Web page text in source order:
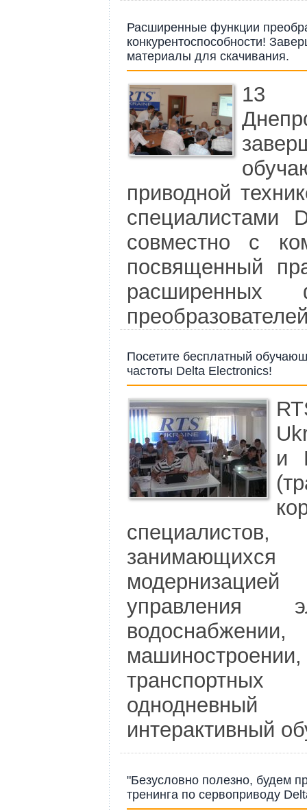
Расширенные функции
конкурентоспособности!
материалы для скачивания.
13
приводной
специалистами
совместно с
посвященный
расширенных
Посетите бесплатный
частоты Delta Electronics!
и
управления
транспортных
интерактивный
"Безусловно полезно, будем
тренинга по сервоприводу